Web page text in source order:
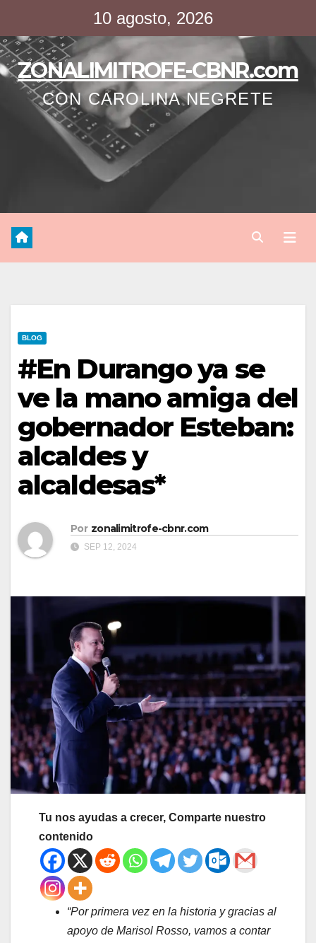
contenido
10 agosto, 2026
ZONALIMITROFE-CBNR.com
CON CAROLINA NEGRETE
BLOG
#En Durango ya se
ve la mano amiga del
gobernador Esteban:
alcaldes y
alcaldesas*
Por zonalimitrofe-cbnr.com
SEP 12, 2024
Tu nos ayudas a crecer, Comparte nuestro
contenido
“Por primera vez en la historia y gracias al
apoyo de Marisol Rosso, vamos a contar